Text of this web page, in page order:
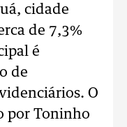
cidade
de 7,3%
é
de
O
por Toninho